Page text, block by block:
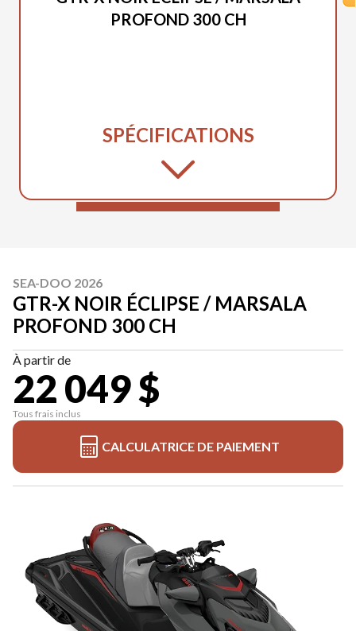
PROFOND 300 CH
SPÉCIFICATIONS
SEA-DOO 2026
GTR-X NOIR ÉCLIPSE / MARSALA
PROFOND 300 CH
À partir de
22 049 $
Tous frais inclus
CALCULATRICE DE PAIEMENT